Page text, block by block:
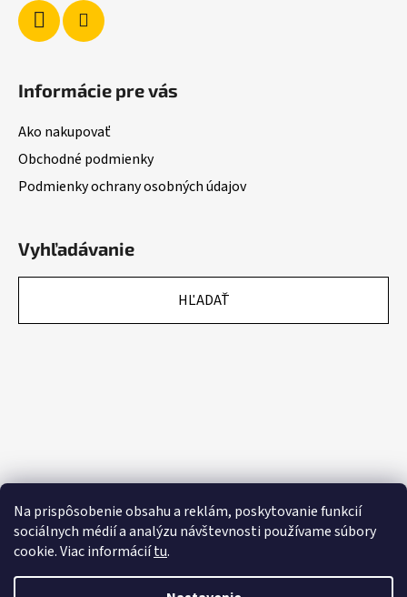
Na prispôsobenie obsahu a reklám, poskytovanie funkcií
sociálnych médií a analýzu návštevnosti používame súbory
cookie. Viac informáciítu.
Informácie pre vás
Ako nakupovať
Obchodné podmienky
Podmienky ochrany osobných údajov
Vyhľadávanie
HĽADAŤ